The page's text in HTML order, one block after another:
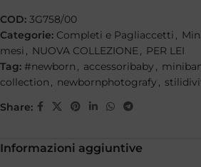
COD: 3G758/00
Categorie: Completi e Pagliaccetti ,
mesi , NUOVA COLLEZIONE, PER LEI
Tag: #newborn , accessoribaby ,
collection , newbornphotografy ,
Share:
Informazioni aggiuntive